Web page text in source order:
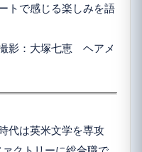
トで感じる楽しみを語
影：大塚七恵 ヘアメ
代は英米文学を専攻